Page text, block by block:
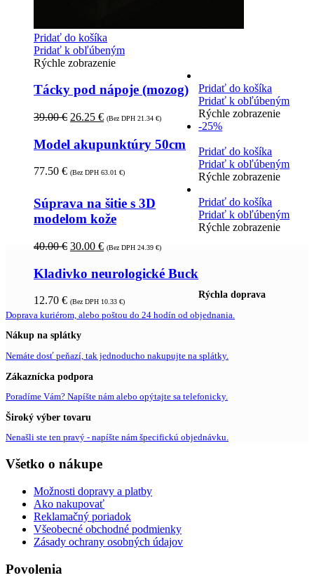
Pridať do košíka
Pridať k obľúbeným
Rýchle zobrazenie
Tácky pod nápoje (mozog)
39.00€ 26.25 € (Bez DPH 21.34 €)
Pridať do košíka
Pridať k obľúbeným
Rýchle zobrazenie
Model akupunktúry 50cm
77.50 € (Bez DPH 63.01 €)
-25%
Pridať do košíka
Pridať k obľúbeným
Rýchle zobrazenie
Súprava na šitie s 3D
modelom kože
40.00€ 30.00 € (Bez DPH 24.39 €)
Pridať do košíka
Pridať k obľúbeným
Rýchle zobrazenie
Kladivko neurologické Buck
12.70 € (Bez DPH 10.33 €)
Rýchla doprava
Doprava kuriérom, alebo poštou do 24 hodín od objednania.
Nákup na splátky
Nemáte dosť peňazí, tak jednoducho nakupujte na splátky.
Zákaznícka podpora
Poradíme Vám? Napíšte nám alebo opýtajte sa telefonicky.
Široký výber tovaru
Nenašli ste ten pravý - napíšte nám špecifickú objednávku.
Všetko o nákupe
Možnosti dopravy a platby
Ako nakupovať
Reklamačný poriadok
Všeobecné obchodné podmienky
Zásady ochrany osobných údajov
Povolenia